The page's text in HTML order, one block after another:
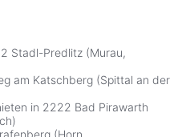
Stadl-Predlitz (Murau,
am Katschberg (Spittal an der
in 2222 Bad Pirawarth
(Horn,